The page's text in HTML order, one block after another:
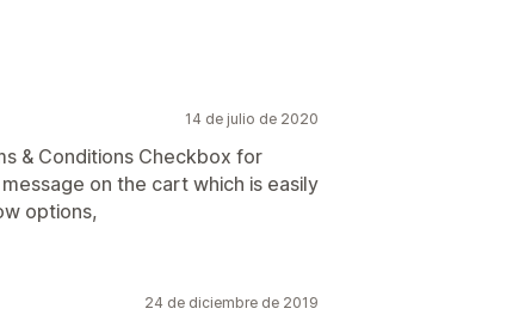
14 de julio de 2020
& Conditions Checkbox for
on the cart which is easily
options,
24 de diciembre de 2019